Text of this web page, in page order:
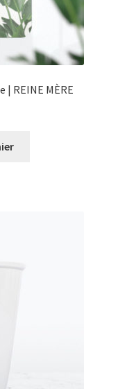
REINE MÈRE